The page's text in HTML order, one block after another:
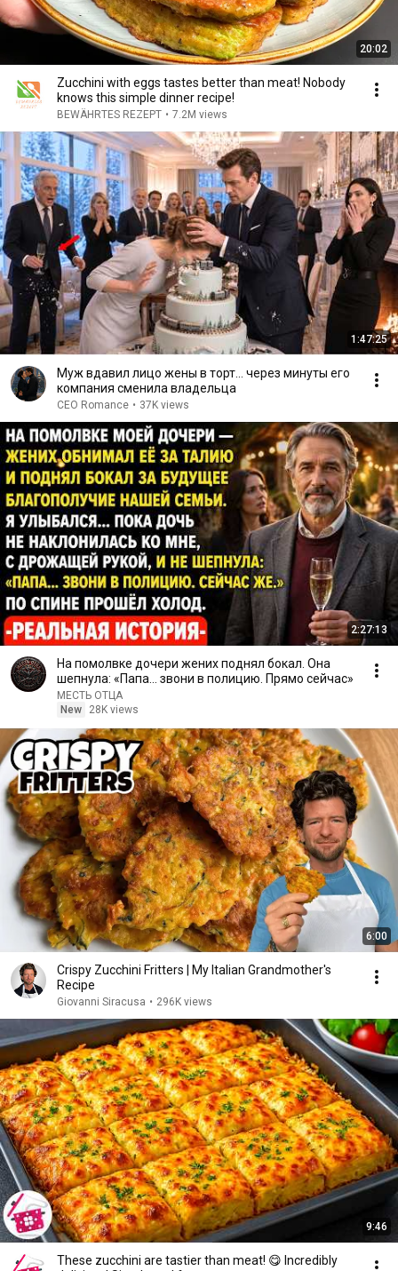
20:02
Zucchini with eggs tastes better than meat! Nobody
knows this simple dinner recipe!
BEWÄHRTES REZEPT • 7.2M views
1:47:25
Муж вдавил лицо жены в торт… через минуты его
компания сменила владельца
CEO Romance • 37K views
2:27:13
На помолвке дочери жених поднял бокал. Она
шепнула: «Папа... звони в полицию. Прямо сейчас»
МЕСТЬ ОТЦА
New
28K views
6:00
Crispy Zucchini Fritters | My Italian Grandmother's
Recipe
Giovanni Siracusa • 296K views
9:46
These zucchini are tastier than meat! 😋 Incredibly